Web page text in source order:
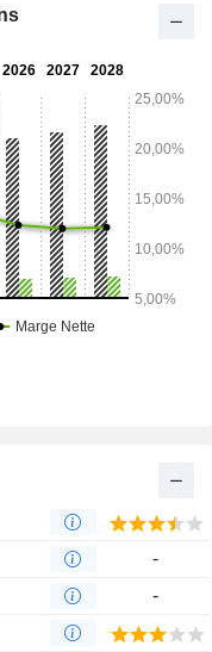
la gestion des
-
-